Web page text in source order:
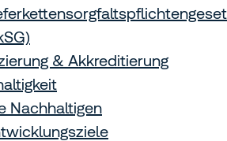
& Akkreditierung
Nachhaltigen